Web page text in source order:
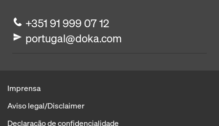
+351 91 999 07 12
portugal@doka.com
Imprensa
Aviso legal/Disclaimer
Declaração de confidencialidade